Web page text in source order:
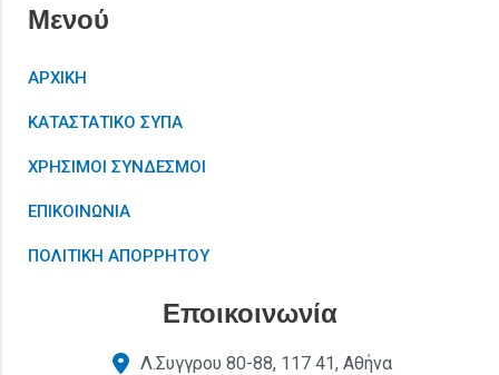
Μενού
ΑΡΧΙΚΗ
ΚΑΤΑΣΤΑΤΙΚΟ ΣΥΠΑ
ΧΡΗΣΙΜΟΙ ΣΥΝΔΕΣΜΟΙ
ΕΠΙΚΟΙΝΩΝΙΑ
ΠΟΛΙΤΙΚΗ ΑΠΟΡΡΗΤΟΥ
Εποικοινωνία
Λ.Συγγρου 80-88, 117 41, Αθήνα